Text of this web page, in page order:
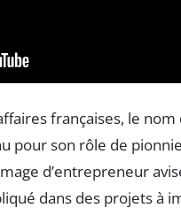
françaises, le nom
pour son rôle de
d’entrepreneur
dans des projets à